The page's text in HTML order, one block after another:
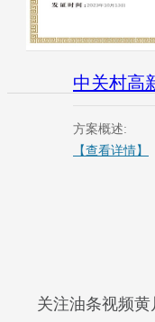
中关村高
方案概述:
【查看详情】
关注油条视频黄